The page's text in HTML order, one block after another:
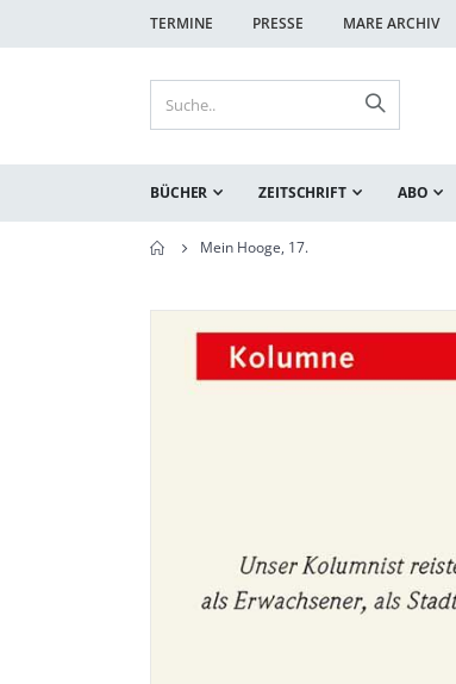
TERMINE PRESSE MARE ARCHIV
BÜCHER ZEITSCHRIFT ABO
Mein Hooge, 17.